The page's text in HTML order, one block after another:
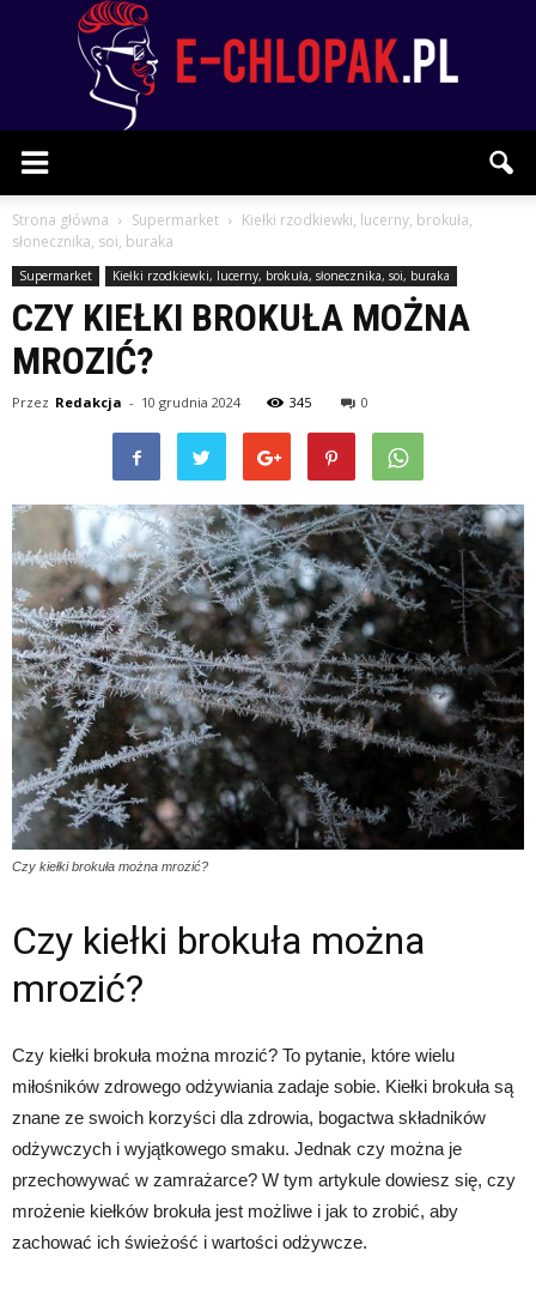
chlopak.pl
Strona główna Supermarket
Kiełki rzodkiewki, lucerny, brokuła,
słonecznika, soi, buraka
Supermarket Kiełki rzodkiewki, lucerny, brokuła, słonecznika, soi, buraka
CZY KIEŁKI BROKUŁA MOŻNA
MROZIĆ?
Przez Redakcja - 10 grudnia 2024 345 0
Czy kiełki brokuła można mrozić?
Czy kiełki brokuła można
mrozić?
Czy kiełki brokuła można mrozić? To pytanie, które wielu
miłośników zdrowego odżywiania zadaje sobie. Kiełki brokuła są
znane ze swoich korzyści dla zdrowia, bogactwa składników
odżywczych i wyjątkowego smaku. Jednak czy można je
przechowywać w zamrażarce? W tym artykule dowiesz się, czy
mrożenie kiełków brokuła jest możliwe i jak to zrobić, aby
zachować ich świeżość i wartości odżywcze.